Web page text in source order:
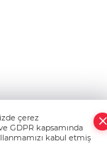
Copyright© 2006-
çerez
GDPR kapsamında
kabul etmiş